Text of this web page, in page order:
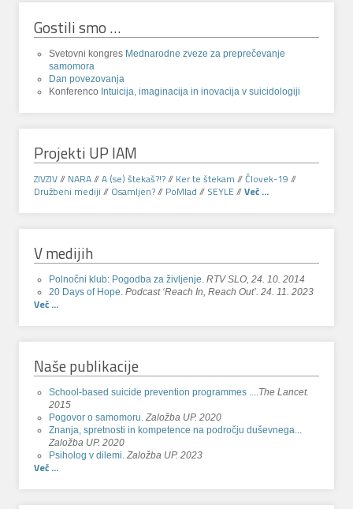
Gostili smo …
Svetovni kongres Mednarodne zveze za preprečevanje
samomora
Dan povezovanja
Konferenco Intuicija, imaginacija in inovacija v suicidologiji
Projekti UP IAM
ZIVZIV// NARA//A (se) štekaš?!?// Ker te štekam //Človek-19 //
Družbeni mediji // Osamljen?// PoMlad // SEYLE //Več ...
V medijih
Polnočni klub: Pogodba za življenje. RTV SLO, 24. 10. 2014
20 Days of Hope. Podcast ‘Reach In, Reach Out’. 24. 11. 2023
Več ...
Naše publikacije
School-based suicide prevention programmes ....The Lancet.
2015
Pogovor o samomoru.Založba UP. 2020
Znanja, spretnosti in kompetence na področju duševnega...
Založba UP. 2020
Psiholog v dilemi. Založba UP. 2023
Več ...